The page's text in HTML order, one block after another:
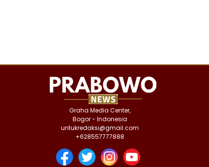
Graha Media Center,
Bogor - Indonesia
untukredaksi@gmail.com
+628557777888